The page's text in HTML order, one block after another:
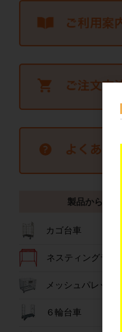
製品から探す
カゴ台車
ネスティングラック
メッシュパレット
６輪台車